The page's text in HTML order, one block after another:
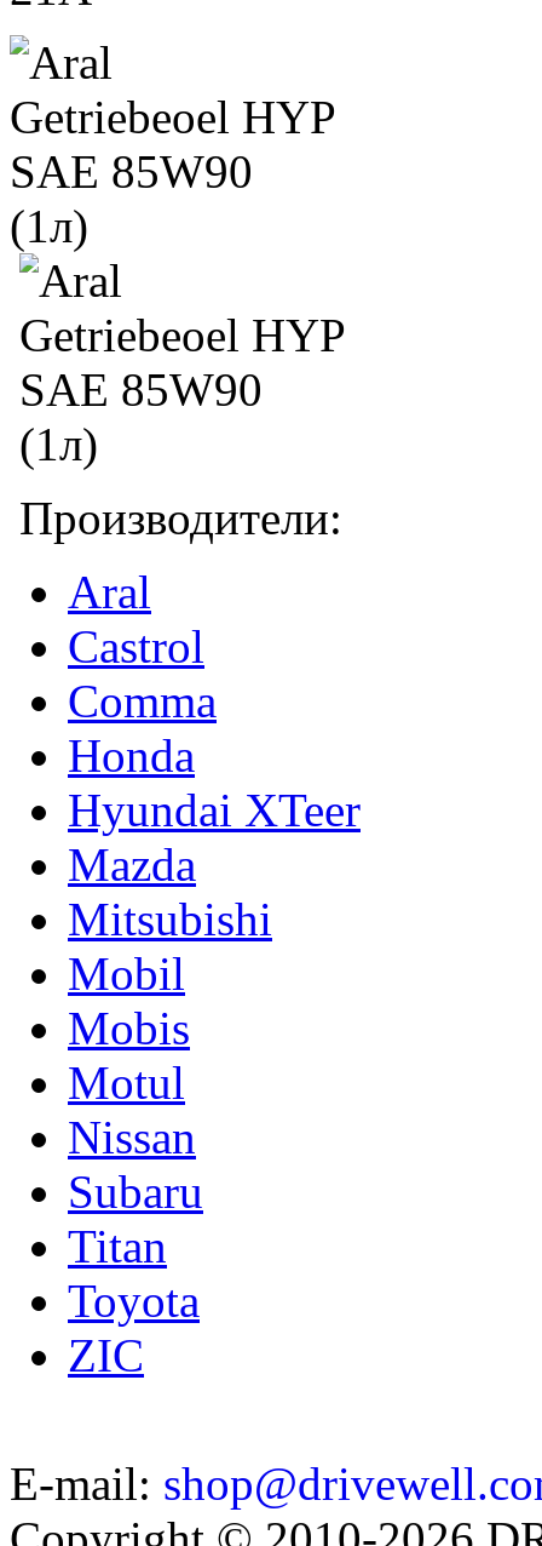
Производители:
Aral
Castrol
Comma
Honda
Hyundai XTeer
Mazda
Mitsubishi
Mobil
Mobis
Motul
Nissan
Subaru
Titan
Toyota
ZIC
E-mail: